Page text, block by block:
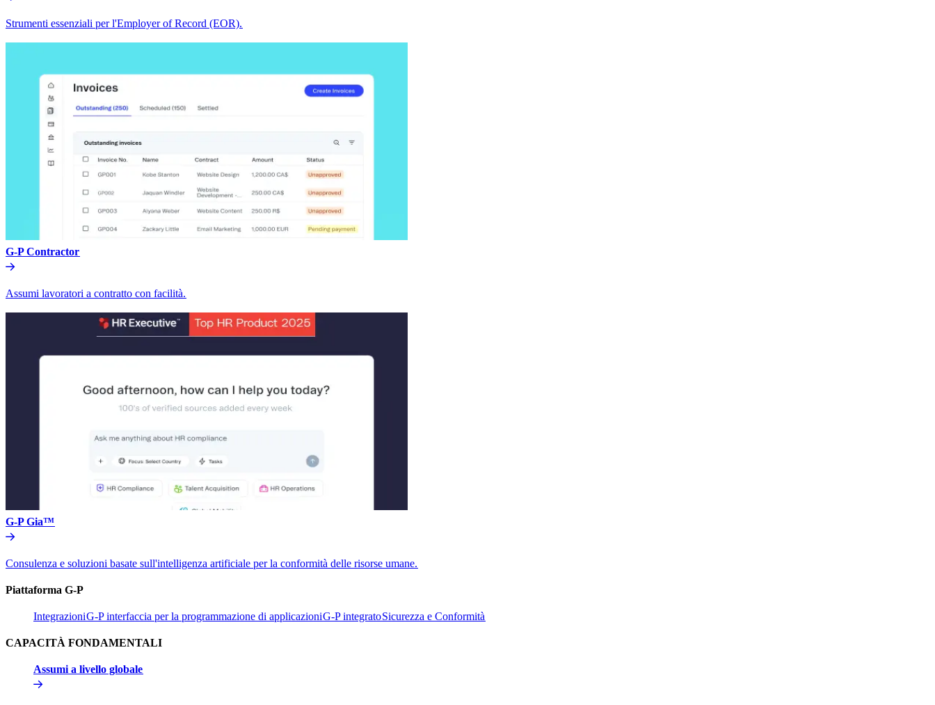
Strumenti essenziali per l'Employer of Record (EOR).​​
G-P Contractor​​
Assumi lavoratori a contratto con facilità.​​
G-P Gia™​​
Consulenza e soluzioni basate sull'intelligenza artificiale per la conformità delle risorse umane.​​
Piattaforma G-P​​
Integrazioni​​G-P interfaccia per la programmazione di applicazioni​​G-P integrato​​Sicurezza e Conformità​​
CAPACITÀ FONDAMENTALI​​
Assumi a livello globale​​